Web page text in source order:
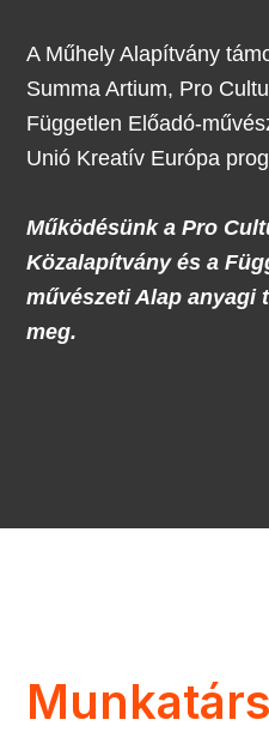
A Műhely Alapítvány
Summa Artium, Pro
Független Előadó-
Unió Kreatív Európa
Működésünk a Pro
Közalapítvány és a
művészeti Alap anyagi
meg.